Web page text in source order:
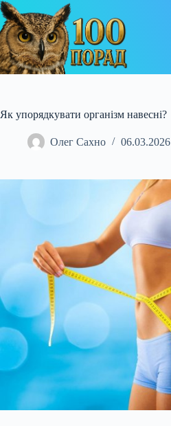
Перейти
до
вмісту
Як упорядкувати організм навесні?
Олег Сахно 06.03.2026